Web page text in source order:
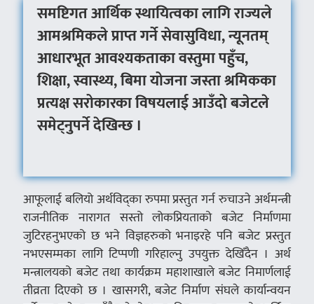
समष्टिगत आर्थिक स्थायित्वका लागि राज्यले
आमश्रमिकले प्राप्त गर्ने सेवासुविधा, न्यूनतम्
आधारभूत आवश्यकताका वस्तुमा पहुँच,
शिक्षा, स्वास्थ्य, बिमा योजना जस्ता श्रमिकका
प्रत्यक्ष सरोकारका विषयलाई आउँदो बजेटले
समेट्नुपर्ने देखिन्छ ।
आफूलाई बलियो अर्थविद्का रुपमा प्रस्तुत गर्न रुचाउने अर्थमन्त्री
राजनीतिक नारागत सस्तो लोकप्रियताको बजेट निर्माणमा
जुटिरहनुभएको छ भने विज्ञहरुको भनाइरहे पनि बजेट प्रस्तुत
नभएसम्मका लागि टिप्पणी गरिहाल्नु उपयुक्त देखिँदैन । अर्थ
मन्त्रालयको बजेट तथा कार्यक्रम महाशाखाले बजेट निमार्णलाई
तीव्रता दिएको छ । खासगरी, बजेट निर्माण संघले कार्यान्वयन